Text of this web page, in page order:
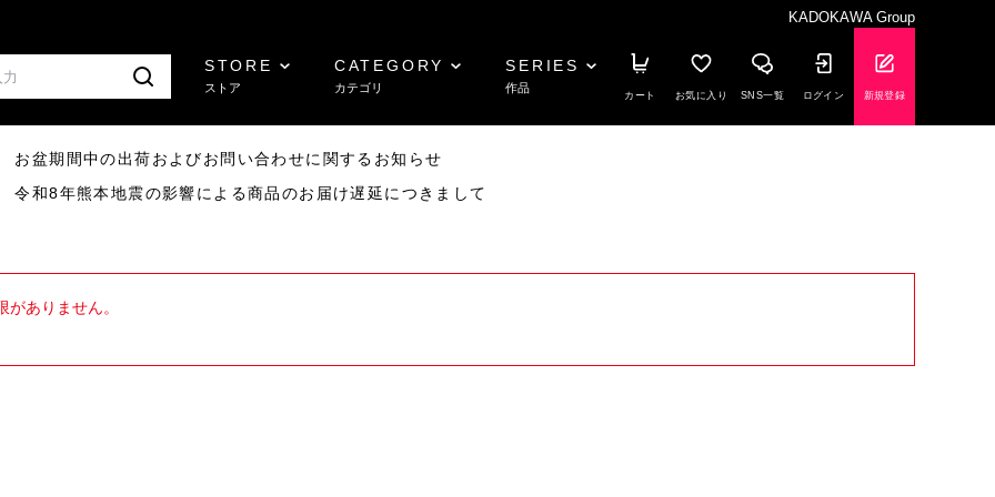
KADOKAWA Group
STORE
ストア
CATEGORY
カテゴリ
SERIES
作品
カート お気に入り SNS一覧 ログイン 新規登録
盆期間中の出荷およびお問い合わせに関するお知らせ
和8年熊本地震の影響による商品のお届け遅延につきまして
ありません。